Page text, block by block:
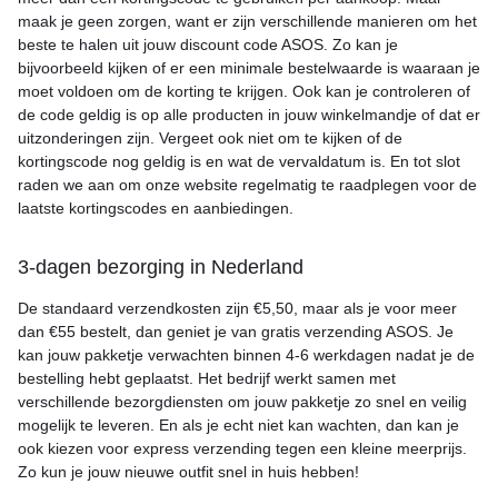
maak je geen zorgen, want er zijn verschillende manieren om het
beste te halen uit jouw discount code ASOS. Zo kan je
bijvoorbeeld kijken of er een minimale bestelwaarde is waaraan je
moet voldoen om de korting te krijgen. Ook kan je controleren of
de code geldig is op alle producten in jouw winkelmandje of dat er
uitzonderingen zijn. Vergeet ook niet om te kijken of de
kortingscode nog geldig is en wat de vervaldatum is. En tot slot
raden we aan om onze website regelmatig te raadplegen voor de
laatste kortingscodes en aanbiedingen.
3-dagen bezorging in Nederland
De standaard verzendkosten zijn €5,50, maar als je voor meer
dan €55 bestelt, dan geniet je van gratis verzending ASOS. Je
kan jouw pakketje verwachten binnen 4-6 werkdagen nadat je de
bestelling hebt geplaatst. Het bedrijf werkt samen met
verschillende bezorgdiensten om jouw pakketje zo snel en veilig
mogelijk te leveren. En als je echt niet kan wachten, dan kan je
ook kiezen voor express verzending tegen een kleine meerprijs.
Zo kun je jouw nieuwe outfit snel in huis hebben!